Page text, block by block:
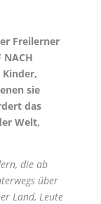
Freilerner
Kinder,
sie
das
Welt,
die ab
über
Land, Leute